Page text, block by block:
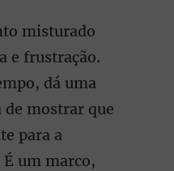
misturado
e frustração.
dá uma
mostrar que
para a
um marco,